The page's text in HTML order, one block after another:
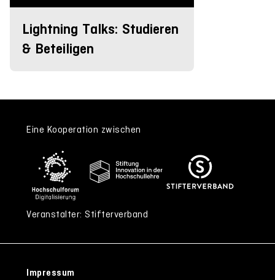
Lightning Talks: Studieren
& Beteiligen
Eine Kooperation zwischen
Veranstalter: Stifterverband
Impressum